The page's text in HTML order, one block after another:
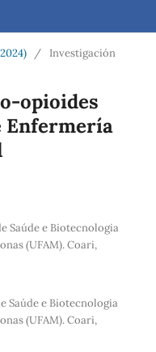
/ Investigación
opioides
Enfermería
Saúde e Biotecnologia
(UFAM). Coari,
Saúde e Biotecnologia
(UFAM). Coari,